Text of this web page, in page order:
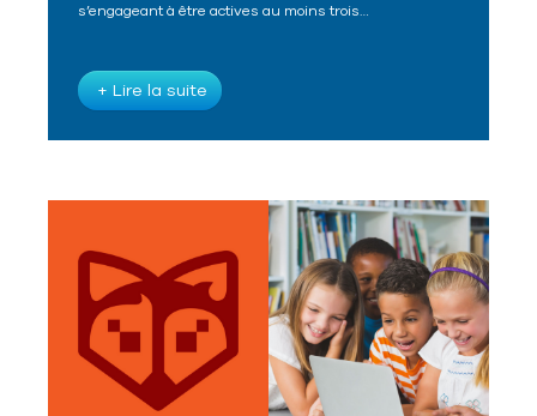
s’engageant à être actives au moins trois…
+ Lire la suite